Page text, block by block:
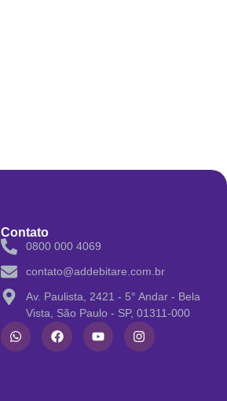
Contato
0800 000 4069
contato@addebitare.com.br
Av. Paulista, 2421 - 5° Andar - Bela
Vista, São Paulo - SP, 01311-000